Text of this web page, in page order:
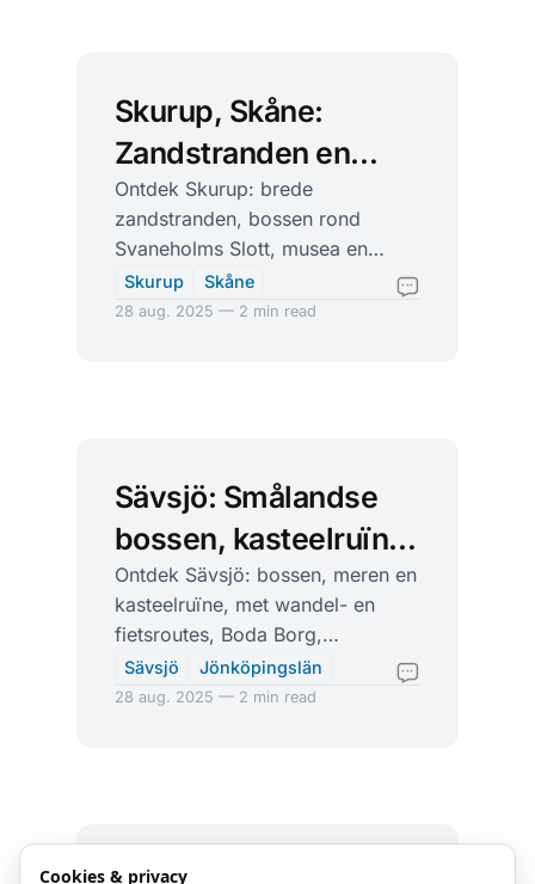
Skurup, Skåne:
Zandstranden en
kasteelbossen aan de
zuidkust
Ontdek Skurup: brede
zandstranden, bossen rond
Svaneholms Slott, musea en
dorpse gezelligheid. Perfect voor
wandelen, zwemmen en dagtrips.
Skurup Skåne
28 aug. 2025 — 2 min read
Sävsjö: Smålandse
bossen, kasteelruïne
en outdoorpret in
Jönköpings län
Ontdek Sävsjö: bossen, meren en
kasteelruïne, met wandel- en
fietsroutes, Boda Borg,
familiebad, ijsbaan en sfeervolle
campings in Jönköpings län.
Sävsjö Jönköpingslän
28 aug. 2025 — 2 min read
Cookies & privacy